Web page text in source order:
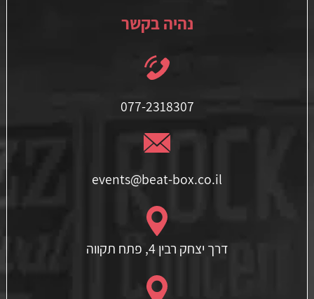
נהיה בקשר
077-2318307
events@beat-box.co.il
דרך יצחק רבין 4, פתח תקווה